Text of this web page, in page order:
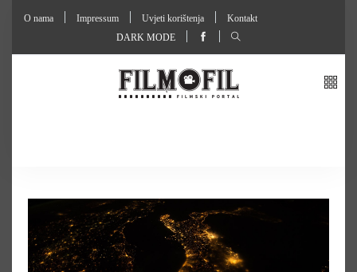
O nama Impressum Uvjeti korištenja
Kontakt
DARK MODE